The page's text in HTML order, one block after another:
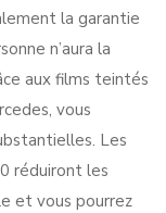
la garantie
n’aura la
aux films teintés
vous
Les
réduiront les
et vous pourrez